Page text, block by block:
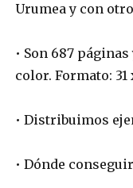
Urumea y con
• Son 687
color. Formato: 31
• Distribuimos
• Dónde